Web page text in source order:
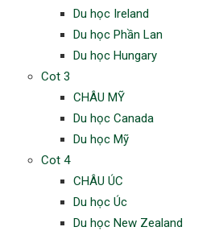
Du học Ireland
Du học Phần Lan
Du học Hungary
Cot 3
CHÂU MỸ
Du học Canada
Du học Mỹ
Cot 4
CHÂU ÚC
Du học Úc
Du học New Zealand